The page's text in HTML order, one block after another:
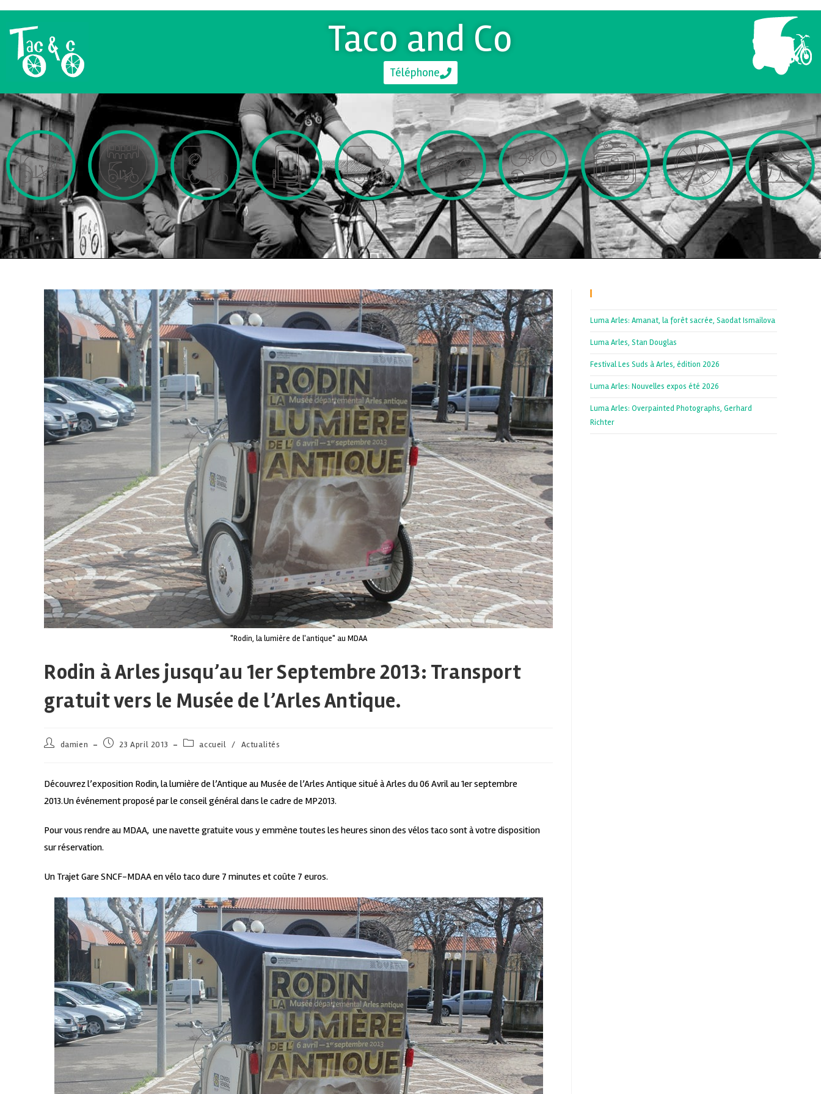
Taco and Co
Téléphone
"Rodin, la lumière de l'antique" au MDAA
Rodin à Arles jusqu’au 1er Septembre 2013: Transport
gratuit vers le Musée de l’Arles Antique.
damien 23 April 2013 accueil / Actualités
Découvrez l’exposition Rodin, la lumière de l’Antique au Musée de l’Arles Antique situé à Arles du 06 Avril au 1er septembre
2013.Un événement proposé par le conseil général dans le cadre de MP2013.
Pour vous rendre au MDAA, une navette gratuite vous y emmène toutes les heures sinon des vélos taco sont à votre disposition
sur réservation.
Un Trajet Gare SNCF-MDAA en vélo taco dure 7 minutes et coûte 7 euros.
Luma Arles: Amanat, la forêt sacrée, Saodat Ismailova
Luma Arles, Stan Douglas
Festival Les Suds à Arles, édition 2026
Luma Arles: Nouvelles expos été 2026
Luma Arles: Overpainted Photographs, Gerhard
Richter